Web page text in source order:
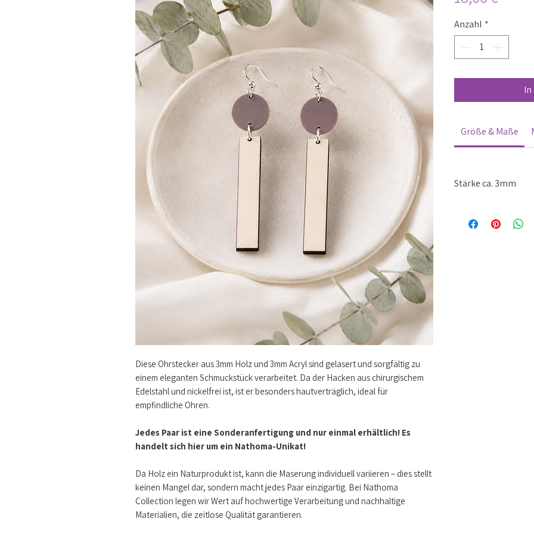
Diese Ohrstecker aus 3mm Holz und 3mm Acryl sind gelasert und sorgfältig zu
einem eleganten Schmuckstück verarbeitet. Da der Hacken aus chirurgischem
Edelstahl und nickelfrei ist, ist er besonders hautverträglich, ideal für
empfindliche Ohren.
Jedes Paar ist eine Sonderanfertigung und nur einmal erhältlich! Es
handelt sich hier um ein Nathoma-Unikat!
Da Holz ein Naturprodukt ist, kann die Maserung individuell variieren – dies stellt
keinen Mangel dar, sondern macht jedes Paar einzigartig. Bei Nathoma
Collection legen wir Wert auf hochwertige Verarbeitung und nachhaltige
Materialien, die zeitlose Qualität garantieren.
Anzahl *
In
Größe & Maße
Stärke ca. 3mm